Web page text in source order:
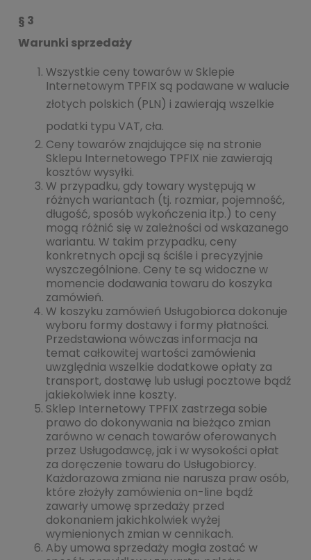
§ 3
Warunki sprzedaży
Wszystkie ceny towarów w Sklepie
Internetowym TPFIX są podawane w walucie
złotych polskich (PLN) i zawierają wszelkie
podatki typu VAT, cła.
Ceny towarów znajdujące się na stronie
Sklepu Internetowego TPFIX nie zawierają
kosztów wysyłki.
W przypadku, gdy towary występują w
różnych wariantach (tj. rozmiar, pojemność,
długość, sposób wykończenia itp.) to ceny
mogą różnić się w zależności od wskazanego
wariantu. W takim przypadku, ceny
konkretnych opcji są ściśle i precyzyjnie
wyszczególnione. Ceny te są widoczne w
momencie dodawania towaru do koszyka
zamówień.
W koszyku zamówień Usługobiorca dokonuje
wyboru formy dostawy i formy płatności.
Przedstawiona wówczas informacja na
temat całkowitej wartości zamówienia
uwzględnia wszelkie dodatkowe opłaty za
transport, dostawę lub usługi pocztowe bądź
jakiekolwiek inne koszty.
Sklep Internetowy TPFIX zastrzega sobie
prawo do dokonywania na bieżąco zmian
zarówno w cenach towarów oferowanych
przez Usługodawcę, jak i w wysokości opłat
za doręczenie towaru do Usługobiorcy.
Każdorazowa zmiana nie narusza praw osób,
które złożyły zamówienia on-line bądź
zawarły umowę sprzedaży przed
dokonaniem jakichkolwiek wyżej
wymienionych zmian w cennikach.
Aby umowa sprzedaży mogła zostać w